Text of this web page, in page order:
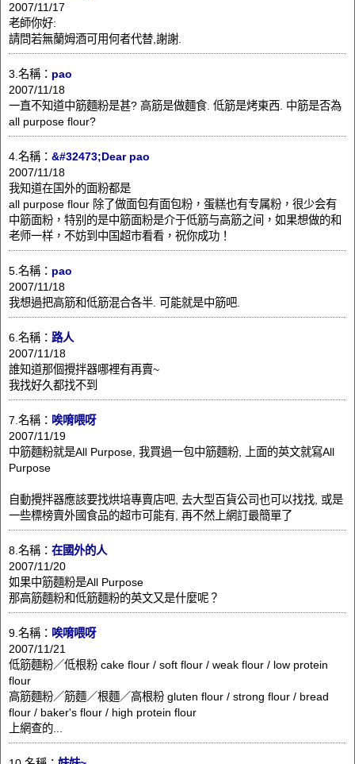
2007/11/17
老師你好:
請問若無蘭姆酒可用何者代替,謝謝.
3.名稱： pao
2007/11/18
一直不知道中筋麵粉是甚? 高筋是做麵食. 低筋是烤東西. 中筋是否為
all purpose flour?
4.名稱： &#32473;Dear pao
2007/11/18
我知道在国外的面粉都是
all purpose flour 除了做面包有面包粉，蛋糕也有专属粉，很少会有
中筋面粉，特别的是中筋面粉是介于低筋与高筋之间，如果想做的和
老师一样，不妨到中国超市看看，祝你成功！
5.名稱： pao
2007/11/18
我想過把高筋和低筋混合各半. 可能就是中筋吧.
6.名稱： 路人
2007/11/18
誰知道那個攪拌器哪裡有再賣~
我找好久都找不到
7.名稱： 唉唷喂呀
2007/11/19
中筋麵粉就是All Purpose, 我買過一包中筋麵粉, 上面的英文就寫All
Purpose
自動攪拌器應該要找烘培專賣店吧, 去大型百貨公司也可以找找, 或是
一些標榜賣外國食品的超市可能有, 再不然上網訂最簡單了
8.名稱： 在國外的人
2007/11/20
如果中筋麵粉是All Purpose
那高筋麵粉和低筋麵粉的英文又是什麼呢？
9.名稱： 唉唷喂呀
2007/11/21
低筋麵粉／低根粉 cake flour / soft flour / weak flour / low protein
flour
高筋麵粉／筋麵／根麵／高根粉 gluten flour / strong flour / bread
flour / baker's flour / high protein flour
上網查的...